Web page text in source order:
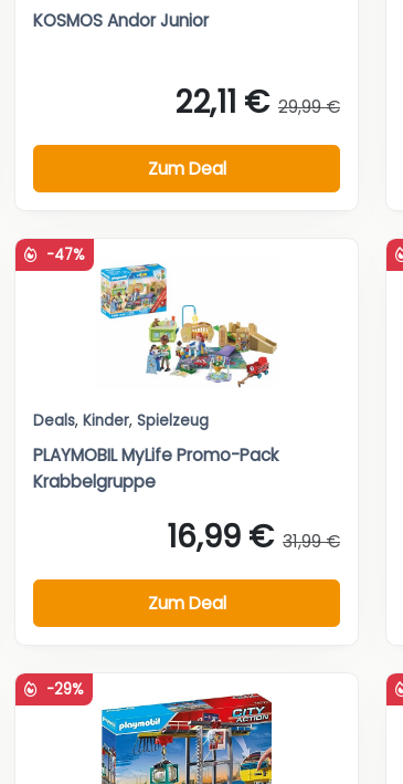
KOSMOS Andor Junior
22,11 € 29,99 €
Zum Deal
-47%
Deals, Kinder, Spielzeug
PLAYMOBIL MyLife Promo-Pack
Krabbelgruppe
16,99 € 31,99 €
Zum Deal
-29%